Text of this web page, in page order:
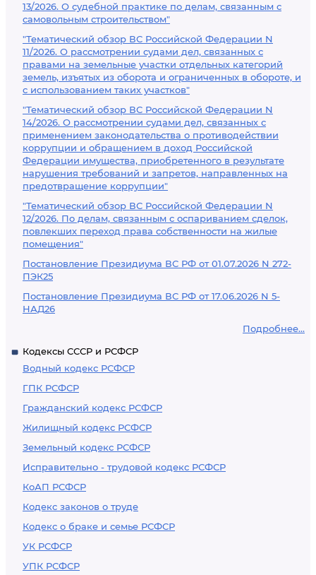
13/2026. О судебной практике по делам, связанным с
самовольным строительством"
"Тематический обзор ВС Российской Федерации N
11/2026. О рассмотрении судами дел, связанных с
правами на земельные участки отдельных категорий
земель, изъятых из оборота и ограниченных в обороте, и
с использованием таких участков"
"Тематический обзор ВС Российской Федерации N
14/2026. О рассмотрении судами дел, связанных с
применением законодательства о противодействии
коррупции и обращением в доход Российской
Федерации имущества, приобретенного в результате
нарушения требований и запретов, направленных на
предотвращение коррупции"
"Тематический обзор ВС Российской Федерации N
12/2026. По делам, связанным с оспариванием сделок,
повлекших переход права собственности на жилые
помещения"
Постановление Президиума ВС РФ от 01.07.2026 N 272-
ПЭК25
Постановление Президиума ВС РФ от 17.06.2026 N 5-
НАД26
Подробнее...
Кодексы СССР и РСФСР
Водный кодекс РСФСР
ГПК РСФСР
Гражданский кодекс РСФСР
Жилищный кодекс РСФСР
Земельный кодекс РСФСР
Исправительно - трудовой кодекс РСФСР
КоАП РСФСР
Кодекс законов о труде
Кодекс о браке и семье РСФСР
УК РСФСР
УПК РСФСР